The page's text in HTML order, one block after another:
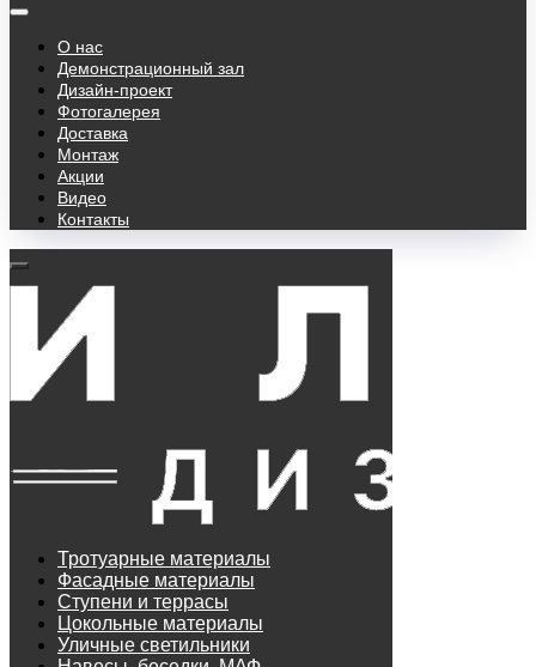
О нас
Демонстрационный зал
Дизайн-проект
Фотогалерея
Доставка
Монтаж
Акции
Видео
Контакты
Тротуарные материалы
Фасадные материалы
Ступени и террасы
Цокольные материалы
Уличные светильники